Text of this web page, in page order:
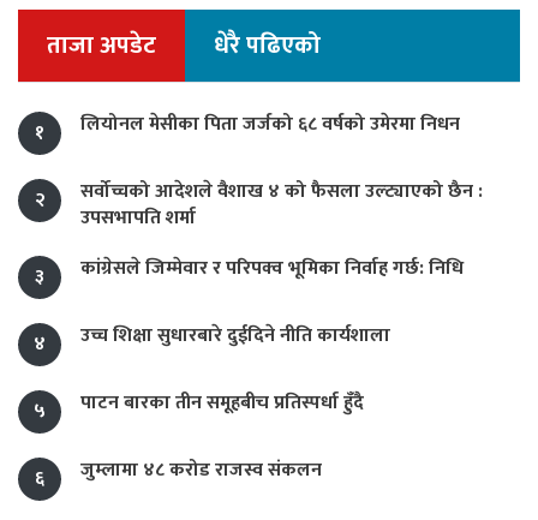
ताजा अपडेट धेरै पढिएको
१ लियोनल मेसीका पिता जर्जको ६८ वर्षको उमेरमा निधन
२
सर्वोच्चको आदेशले वैशाख ४ को फैसला उल्ट्याएको छैन :
उपसभापति शर्मा
३
कांग्रेसले जिम्मेवार र परिपक्व भूमिका निर्वाह गर्छ: निधि
४ उच्च शिक्षा सुधारबारे दुईदिने नीति कार्यशाला
५ पाटन बारका तीन समूहबीच प्रतिस्पर्धा हुँदै
६ जुम्लामा ४८ करोड राजस्व संकलन